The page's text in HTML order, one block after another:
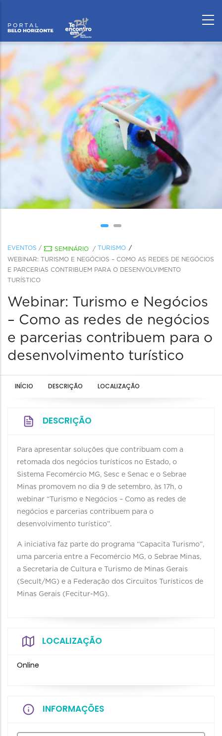
EVENTOS / SEMINÁRIO / TURISMO
WEBINAR: TURISMO E NEGÓCIOS – COMO AS REDES DE NEGÓCIOS
E PARCERIAS CONTRIBUEM PARA O DESENVOLVIMENTO
TURÍSTICO
Webinar: Turismo e Negócios
– Como as redes de negócios
e parcerias contribuem para o
desenvolvimento turístico
INÍCIO DESCRIÇÃO LOCALIZAÇÃO
DESCRIÇÃO
Para apresentar soluções que contribuam com a
retomada dos negócios turísticos no Estado, o
Sistema Fecomércio MG, Sesc e Senac e o Sebrae
Minas promovem no dia 9 de setembro, às 17h, o
webinar “Turismo e Negócios – Como as redes de
negócios e parcerias contribuem para o
desenvolvimento turístico”.
A iniciativa faz parte do programa “Capacita Turismo”,
uma parceria entre a Fecomércio MG, o Sebrae Minas,
a Secretaria de Cultura e Turismo de Minas Gerais
(Secult/MG) e a Federação dos Circuitos Turísticos de
Minas Gerais (Fecitur-MG).
LOCALIZAÇÃO
Online
INFORMAÇÕES